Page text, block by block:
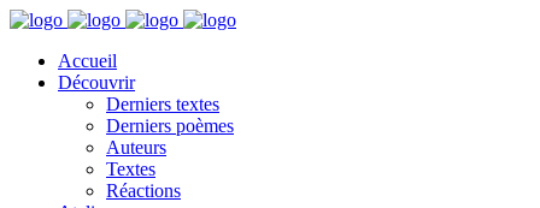
Accueil
Découvrir
Derniers textes
Derniers poèmes
Auteurs
Textes
Réactions